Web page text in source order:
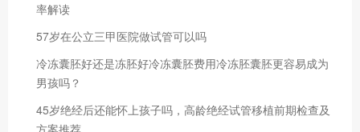
率解读
57岁在公立三甲医院做试管可以吗
冷冻囊胚好还是冻胚好冷冻囊胚费用冷冻胚囊胚更容易成为
男孩吗？
45岁绝经后还能怀上孩子吗，高龄绝经试管移植前期检查及